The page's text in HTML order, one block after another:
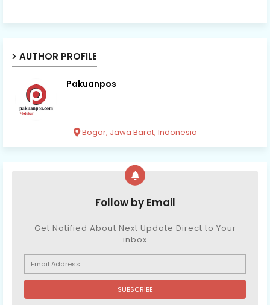
AUTHOR PROFILE
Pakuanpos
Bogor, Jawa Barat, Indonesia
Follow by Email
Get Notified About Next Update Direct to Your
inbox